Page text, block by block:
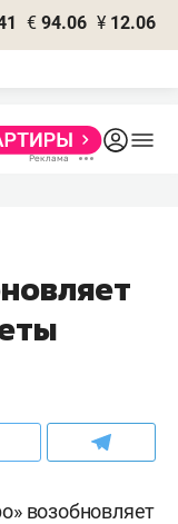
€ 94.06 ¥ 12.06
возобновляет